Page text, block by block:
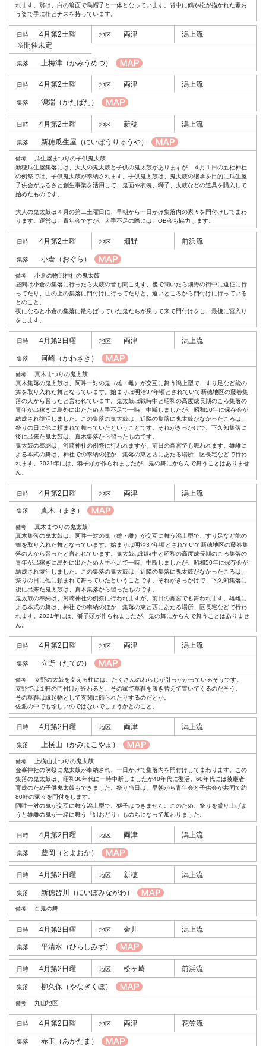
れます。翁は、白の翁面で烏帽子と一体となっています。背中に鶴や松が描かれた素お
う姿で手に枡とナスを持っています。
潟上流
4月第2土曜
※開催未定
両津
上梅津（かみうめづ）
潟上流
4月第2土曜 両津
潟端（かたばた）
潟上流
4月第2土曜 新穂
新穂瓜生屋 （にいぼうりゅうや）
瓜生屋まつりの子供鬼太鼓
新穂瓜生屋集落には、大人の鬼太鼓と子供の鬼太鼓がありますが、４月１日の五社神社
の例祭では、子供鬼太鼓が奉納されます。子供鬼太鼓は、鬼太鼓の継承を目的に瓜生屋
子供会がふるさと創生事業を活用して、鬼面や衣装、獅子、太鼓などの道具を購入して
始めたものです。
大人の鬼太鼓は４月の第二土曜日に、早朝から一日かけ集落内の家々を門付けしてまわ
ります。運営は、青年会ですが、人手不足の際には、OB会も協力します。
前浜流
4月第2土曜 畑野
小倉（おぐら）
小倉の物部神社の鬼太鼓
昼間は小倉の集落に行ったら太鼓の音も聞こえず、後で聞いたら畑野の街中に遠征に行
ってたり、山の上の集落に門付けに行ってたりと、遠いところから門付けに行っている
とのこと。
夜になると小倉の集落に散らばっていた鬼たちが戻って来て門付けをし、最後に宮入り
をします。
潟上流
4月第2日曜 両津
河崎（かわさき）
真木まつりの鬼太鼓
真木集落の鬼太鼓は、阿吽一対の鬼（雄・雌）が交互に舞う潟上型で、すり足など能の
舞を取り入れた舞となっています。始まりは明治37年頃とされていて新穂地区の藤巻集
落の人から習ったと言われています。鬼太鼓は戦時中と昭和の高度成長期のころ集落の
青年が出稼ぎに島外に出たため人手不足で一時、中断しましたが、昭和50年に保存会が
結成され復活しました。この集落の鬼太鼓は、近隣の集落に鬼太鼓がなかったころは、
祭りの日に他に頼まれて舞っていたということです。それがきっかけで、下久知集落に
後に出来た鬼太鼓は、真木集落から習ったものです。
鬼太鼓の奉納は、河崎神社の例祭に行われますが、前日の宵宮でも舞われます。雄雌に
よる本式の舞は、神社での奉納のほか、集落の東と西にあたる場所、区長宅などで行わ
れます。2021年には、獅子頭が作られましたが、鬼の舞にからんで舞うことはありませ
ん。
潟上流
4月第2日曜 両津
真木（まき）
真木まつりの鬼太鼓
真木集落の鬼太鼓は、阿吽一対の鬼（雄・雌）が交互に舞う潟上型で、すり足など能の
舞を取り入れた舞となっています。始まりは明治37年頃とされていて新穂地区の藤巻集
落の人から習ったと言われています。鬼太鼓は戦時中と昭和の高度成長期のころ集落の
青年が出稼ぎに島外に出たため人手不足で一時、中断しましたが、昭和50年に保存会が
結成され復活しました。この集落の鬼太鼓は、近隣の集落に鬼太鼓がなかったころは、
祭りの日に他に頼まれて舞っていたということです。それがきっかけで、下久知集落に
後に出来た鬼太鼓は、真木集落から習ったものです。
鬼太鼓の奉納は、河崎神社の例祭に行われますが、前日の宵宮でも舞われます。雄雌に
よる本式の舞は、神社での奉納のほか、集落の東と西にあたる場所、区長宅などで行わ
れます。2021年には、獅子頭が作られましたが、鬼の舞にからんで舞うことはありませ
ん。
潟上流
4月第2日曜 両津
立野（たての）
立野の太鼓を支える柱には、たくさんのわらじが引っかかっているそうです。
立野では１軒の門付けが終わると、その家で草鞋を履き替えて置いてくるのだそう。
その草鞋は縁起物として玄関に飾られたりするのだとか。
佐渡の中でも珍しいのではないでしょうかとのこと。
潟上流
4月第2日曜 両津
上横山 （かみよこやま）
上横山まつりの鬼太鼓
金峯神社の例祭に鬼太鼓が奉納され、一日かけて集落内を門付けしてまわります。この
集落の鬼太鼓は、昭和30年代に一時中断しましたが40年代に復活。60年代には後継者
育成のため子供鬼太鼓もできました。祭り当日は、早朝から青年会と子供会が共同で約
80軒の家々を門付をします。
阿吽一対の鬼が交互に舞う潟上型で、獅子はつきません。このため、祭りを盛り上げよ
うと雄雌の鬼が一緒に舞う「組おどり」ものちになって加わりました。
潟上流
4月第2日曜 両津
豊岡 （とよおか）
潟上流
4月第2日曜 新穂
新穂皆川 （にいぼみながわ）
百鬼の舞
潟上流
4月第2日曜 金井
平清水（ひらしみず）
前浜流
4月第2日曜 松ヶ崎
柳久保（やなぎくぼ）
丸山地区
花笠流
4月第2日曜 両津
赤玉 （あかだま）